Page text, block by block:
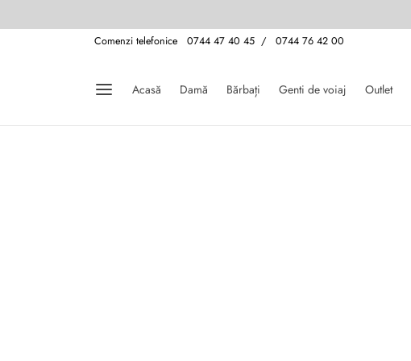
Comenzi telefonice 0744 47 40 45 / 0744 76 42 00
Acasă Damă Bărbați Genti de voiaj Outlet